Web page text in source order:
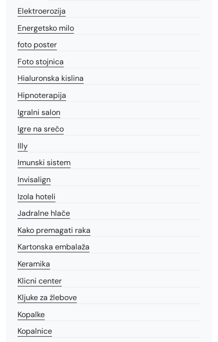
Elektroerozija
Energetsko milo
foto poster
Foto stojnica
Hialuronska kislina
Hipnoterapija
Igralni salon
Igre na srečo
Illy
Imunski sistem
Invisalign
Izola hoteli
Jadralne hlače
Kako premagati raka
Kartonska embalaža
Keramika
Klicni center
Kljuke za žlebove
Kopalke
Kopalnice